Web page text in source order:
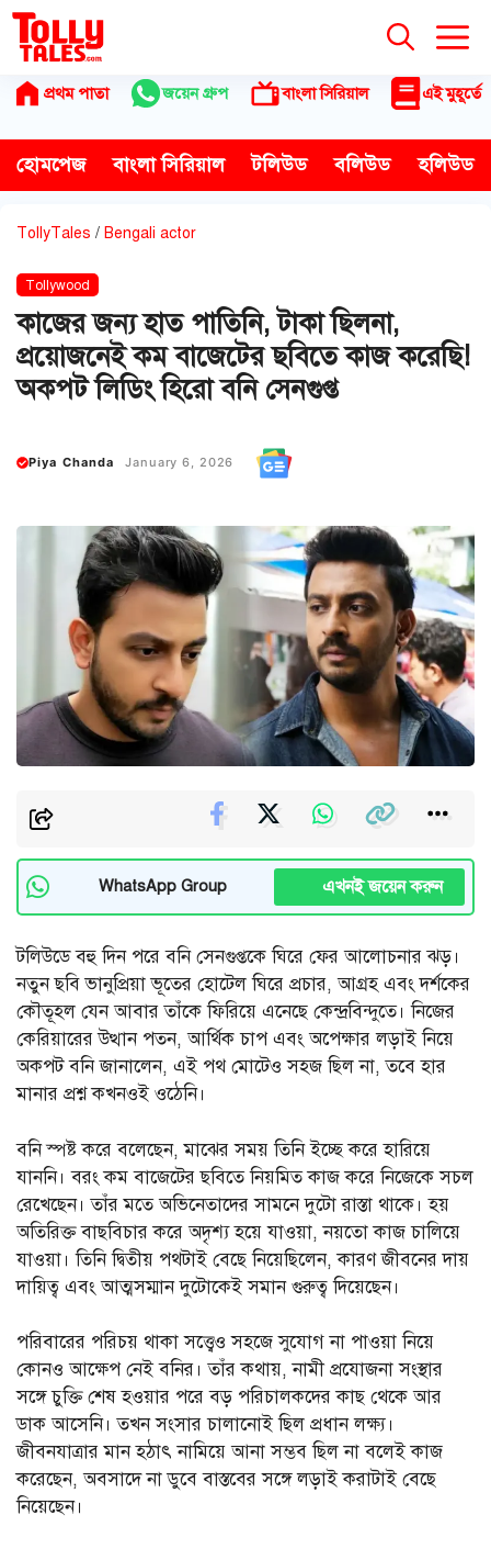
Skip
content
প্রথম পাতা জয়েন গ্রুপ বাংলা সিরিয়াল এই মুহূর্তে
হোমপেজ বাংলা সিরিয়াল টলিউড বলিউড হলিউড
TollyTales / Bengali actor
Tollywood
কাজের জন্য হাত পাতিনি, টাকা ছিলনা,
প্রয়োজনেই কম বাজেটের ছবিতে কাজ করেছি!
অকপট লিডিং হিরো বনি সেনগুপ্ত
Piya Chanda January 6, 2026
WhatsApp Group এখনই জয়েন করুন
টলিউডে বহু দিন পরে বনি সেনগুপ্তকে ঘিরে ফের আলোচনার ঝড়।
নতুন ছবি ভানুপ্রিয়া ভূতের হোটেল ঘিরে প্রচার, আগ্রহ এবং দর্শকের
কৌতূহল যেন আবার তাঁকে ফিরিয়ে এনেছে কেন্দ্রবিন্দুতে। নিজের
কেরিয়ারের উত্থান পতন, আর্থিক চাপ এবং অপেক্ষার লড়াই নিয়ে
অকপট বনি জানালেন, এই পথ মোটেও সহজ ছিল না, তবে হার
মানার প্রশ্ন কখনওই ওঠেনি।
বনি স্পষ্ট করে বলেছেন, মাঝের সময় তিনি ইচ্ছে করে হারিয়ে
যাননি। বরং কম বাজেটের ছবিতে নিয়মিত কাজ করে নিজেকে সচল
রেখেছেন। তাঁর মতে অভিনেতাদের সামনে দুটো রাস্তা থাকে। হয়
অতিরিক্ত বাছবিচার করে অদৃশ্য হয়ে যাওয়া, নয়তো কাজ চালিয়ে
যাওয়া। তিনি দ্বিতীয় পথটাই বেছে নিয়েছিলেন, কারণ জীবনের দায়
দায়িত্ব এবং আত্মসম্মান দুটোকেই সমান গুরুত্ব দিয়েছেন।
পরিবারের পরিচয় থাকা সত্ত্বেও সহজে সুযোগ না পাওয়া নিয়ে
কোনও আক্ষেপ নেই বনির। তাঁর কথায়, নামী প্রযোজনা সংস্থার
সঙ্গে চুক্তি শেষ হওয়ার পরে বড় পরিচালকদের কাছ থেকে আর
ডাক আসেনি। তখন সংসার চালানোই ছিল প্রধান লক্ষ্য।
জীবনযাত্রার মান হঠাৎ নামিয়ে আনা সম্ভব ছিল না বলেই কাজ
করেছেন, অবসাদে না ডুবে বাস্তবের সঙ্গে লড়াই করাটাই বেছে
নিয়েছেন।